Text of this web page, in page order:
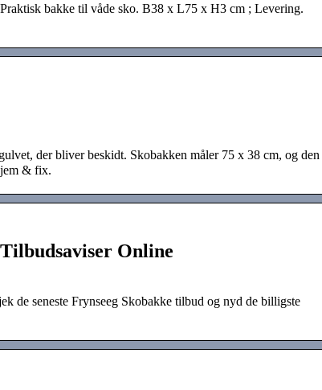
bakke til våde sko. B38 x L75 x H3 cm ; Levering.
der bliver beskidt. Skobakken måler 75 x 38 cm, og den
jem & fix.
Online
de seneste Frynseeg Skobakke tilbud og nyd de billigste